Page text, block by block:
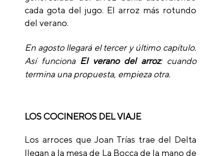
cada gota del jugo. El arroz más rotundo
del verano.
En agosto llegará el tercer y último capítulo.
Así funciona El verano del arroz: cuando
termina una propuesta, empieza otra.
LOS COCINEROS DEL VIAJE
Los arroces que Joan Trías trae del Delta
llegan a la mesa de La Bocca de la mano de